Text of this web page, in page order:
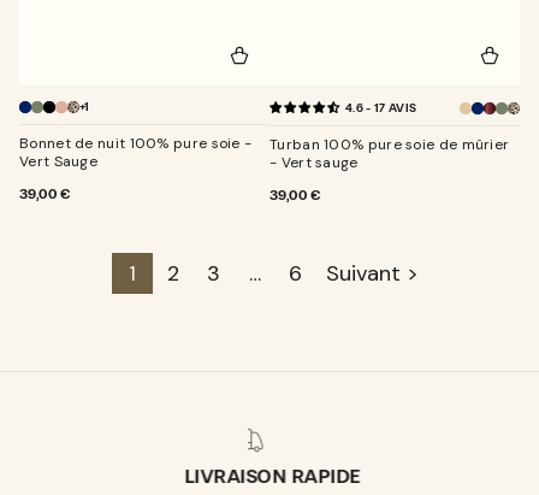
Vert
Sauge
+1
Bonnet de nuit 100% pure soie -
Vert Sauge
PRIX
39,00 €
4.6 - 17 AVIS
Vert
Turban 100% pure soie de mûrier
- Vert sauge
PRIX
39,00 €
1 2 3 … 6 Suivant >
LIVRAISON RAPIDE